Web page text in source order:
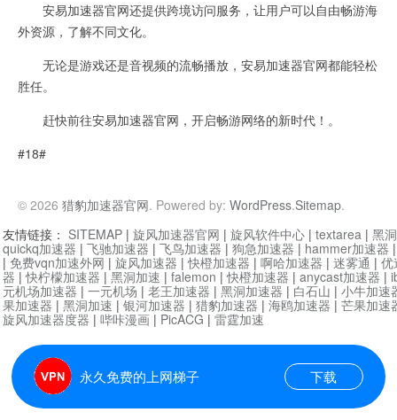
安易加速器官网还提供跨境访问服务，让用户可以自由畅游海
外资源，了解不同文化。
无论是游戏还是音视频的流畅播放，安易加速器官网都能轻松
胜任。
赶快前往安易加速器官网，开启畅游网络的新时代！。
#18#
© 2026 猎豹加速器官网. Powered by: WordPress.Sitemap.
永久免费的上网梯子 下载
友情链接： SITEMAP | 旋风加速器官网 | 旋风软件中心 | textarea | 黑
quickq加速器 | 飞驰加速器 | 飞鸟加速器 | 狗急加速器 | hammer加速器
| 免费vqn加速外网 | 旋风加速器 |快橙加速器 | 啊哈加速器 | 迷雾通 | 优
器 |快柠檬加速器 | 黑洞加速 | falemon |快橙加速器 | anycast加速器 |
元机场加速器 | 一元机场 | 老王加速器 | 黑洞加速器 | 白石山 | 小牛加速
果加速器 | 黑洞加速 | 银河加速器 | 猎豹加速器 | 海鸥加速器 | 芒果加速
旋风加速器度器 | 哔咔漫画 | PicACG | 雷霆加速